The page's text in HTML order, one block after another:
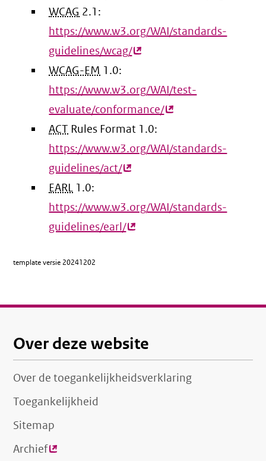
WCAG 2.1:
https://www.w3.org/WAI/standards-
guidelines/wcag/(externe
WCAG-EM 1.0:
https://www.w3.org/WAI/test-
evaluate/conformance/(externe
ACT Rules Format 1.0:
https://www.w3.org/WAI/standards-
guidelines/act/(externe
EARL 1.0:
https://www.w3.org/WAI/standards-
guidelines/earl/(externe
template versie 20241202
Over deze website
Over de toegankelijkheidsverklaring
Toegankelijkheid
Sitemap
Archief(externe